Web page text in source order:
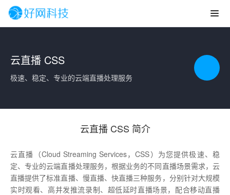
云直播 CSS
极速、稳定、专业的云端直播处理服务
云直播 CSS 简介
云直播（Cloud Streaming Services，CSS）为您提供极速、稳
定、专业的云端直播处理服务，根据业务的不同直播场景需求，云
直播提供了标准直播、慢直播、快直播三种服务，分别针对大规模
实时观看、高并发推流录制、超低延时直播场景，配合移动直播